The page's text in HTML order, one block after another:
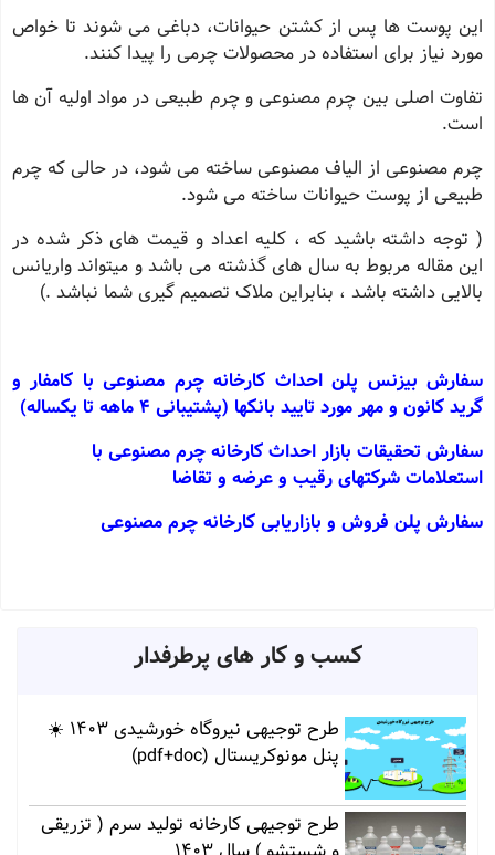
این پوست‌ ها پس از کشتن حیوانات، دباغی می ‌شوند تا خواص
مورد نیاز برای استفاده در محصولات چرمی را پیدا کنند.
تفاوت اصلی بین چرم مصنوعی و چرم طبیعی در مواد اولیه آن‌ ها
است.
چرم مصنوعی از الیاف مصنوعی ساخته می‌ شود، در حالی که چرم
طبیعی از پوست حیوانات ساخته می ‌شود.
( توجه داشته باشید که ، کلیه اعداد و قیمت های ذکر شده در
این مقاله مربوط به سال های گذشته می باشد و میتواند واریانس
بالایی داشته باشد ، بنابراین ملاک تصمیم گیری شما نباشد .)
سفارش بیزنس پلن احداث کارخانه چرم مصنوعی با کامفار و
گرید کانون و مهر مورد تایید بانکها (پشتیبانی 4 ماهه تا یکساله)
سفارش تحقیقات بازار احداث کارخانه چرم مصنوعی با
استعلامات شرکتهای رقیب و عرضه و تقاضا
سفارش پلن فروش و بازاریابی کارخانه چرم مصنوعی
کسب و کار های پرطرفدار
طرح توجیهی نیروگاه خورشیدی 1403 ☀️
پنل مونوکریستال (pdf+doc)
طرح توجیهی کارخانه تولید سرم ( تزریقی